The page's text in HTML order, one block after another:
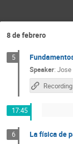
8 de febrero
5
Speaker: Jose
Recording
17:45
6 La física de